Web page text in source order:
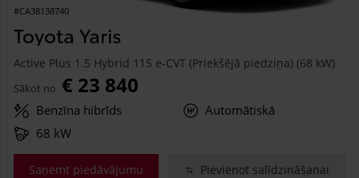
#CA38138740
Toyota Yaris
Active Plus 1.5 Hybrid 115 e-CVT (Priekšējā piedziņa) (68 kW)
Sākot no € 23 840
Benzīna hibrīds
Automātiskā
68 kW
Saņemt piedāvājumu Pievienot salīdzināšanai